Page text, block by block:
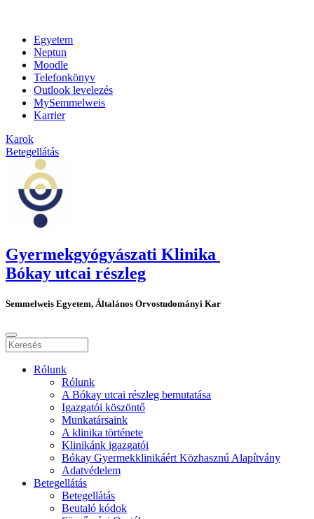
Egyetem
Neptun
Moodle
Telefonkönyv
Outlook levelezés
MySemmelweis
Karrier
Karok
Betegellátás
Gyermekgyógyászati Klinika
Bókay utcai részleg
Semmelweis Egyetem, Általános Orvostudományi Kar
Rólunk
Rólunk
A Bókay utcai részleg bemutatása
Igazgatói köszöntő
Munkatársaink
A klinika története
Klinikánk igazgatói
Bókay Gyermekklinikáért Közhasznú Alapítvány
Adatvédelem
Betegellátás
Betegellátás
Beutaló kódok